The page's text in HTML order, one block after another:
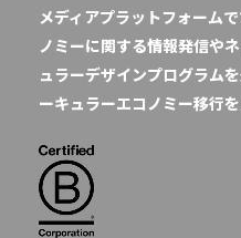
メディアプラットフォーム
ノミーに関する情報発信や
ュラーデザインプログラム
ーキュラーエコノミー移行を